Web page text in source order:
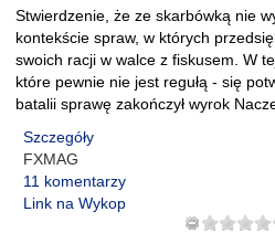
Stwierdzenie, że ze skarbówką nie
kontekście spraw, w których
swoich racji w walce z fiskusem. W
które pewnie nie jest regułą - się
batalii sprawę zakończył wyrok
Szczegóły
FXMAG
11 komentarzy
Link na Wykop